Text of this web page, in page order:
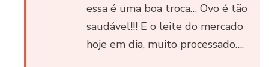
essa é uma boa troca… Ovo é tão
saudável!!! E o leite do mercado
hoje em dia, muito processado….